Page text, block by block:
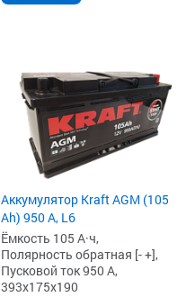
Аккумулятор Kraft AGM (105
Ah) 950 А, L6
Ёмкость 105 А·ч,
Полярность обратная [- +],
Пусковой ток 950 А,
393x175x190